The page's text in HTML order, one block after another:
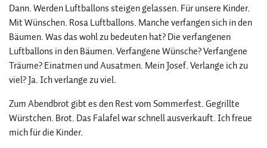
Dann. Werden Luftballons steigen gelassen. Für unsere Kinder.
Mit Wünschen. Rosa Luftballons. Manche verfangen sich in den
Bäumen. Was das wohl zu bedeuten hat? Die verfangenen
Luftballons in den Bäumen. Verfangene Wünsche? Verfangene
Träume? Einatmen und Ausatmen. Mein Josef. Verlange ich zu
viel? Ja. Ich verlange zu viel.
Zum Abendbrot gibt es den Rest vom Sommerfest. Gegrillte
Würstchen. Brot. Das Falafel war schnell ausverkauft. Ich freue
mich für die Kinder.